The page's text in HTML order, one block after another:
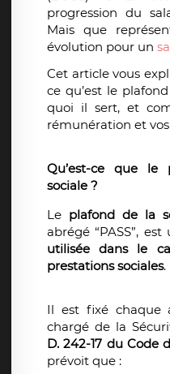
progression du
Mais que
évolution pour un
Cet article vous
ce qu’est le
quoi il sert, et
rémunération et
Qu’est-ce que le
sociale ?
Le plafond de la
abrégé “PASS”,
utilisée dans le
prestations sociales.
Il est fixé chaque
chargé de la
D. 242-17 du Code
prévoit que :